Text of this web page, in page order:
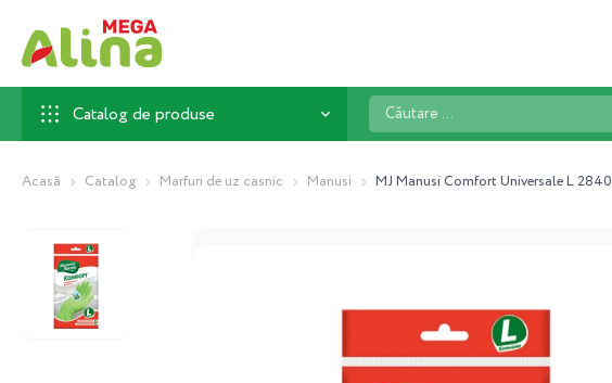
Catalog de produse
Căutare
...
Acasă Catalog Marfuri de uz casnic Manusi MJ Manusi Comfort Universale L 2840